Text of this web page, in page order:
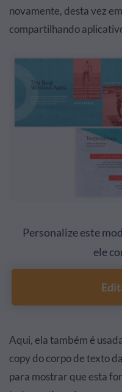
novamente, desta vez
compartilhando
Personalize este
ele
Aqui, ela também é
copy do corpo de texto
para mostrar que esta